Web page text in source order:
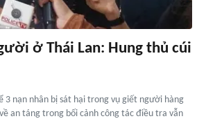
ở Thái Lan: Hung thủ cúi
3 nạn nhân bị sát hại trong vụ giết người hàng
an táng trong bối cảnh công tác điều tra vẫn